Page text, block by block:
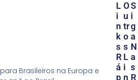
Brasileiros na Europa e
O
U
Tr
O
S
L
I
N
L
I
N
K
S
R
Á
P
S
I
G
A
N
A
S
R